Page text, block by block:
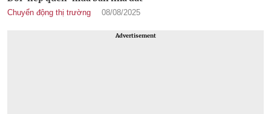
Chuyển động thị trường 08/08/2025
Advertisement